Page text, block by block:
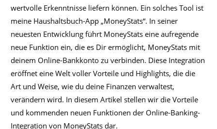
wertvolle Erkenntnisse liefern können. Ein solches Tool ist
meine Haushaltsbuch-App „MoneyStats“. In seiner
neuesten Entwicklung führt MoneyStats eine aufregende
neue Funktion ein, die es Dir ermöglicht, MoneyStats mit
deinem Online-Bankkonto zu verbinden. Diese Integration
eröffnet eine Welt voller Vorteile und Highlights, die die
Art und Weise, wie du deine Finanzen verwaltest,
verändern wird. In diesem Artikel stellen wir die Vorteile
und kommenden neuen Funktionen der Online-Banking-
Integration von MoneyStats dar.